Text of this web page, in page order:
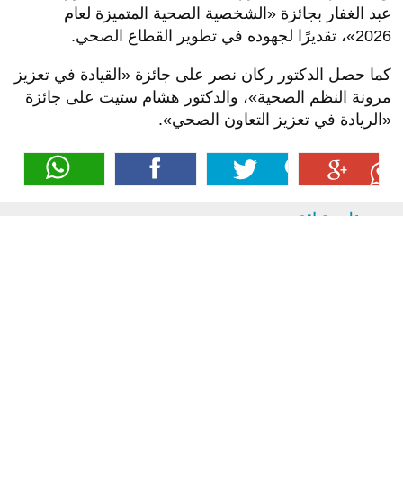
عبد الغفار بجائزة «الشخصية الصحية المتميزة لعام
2026»، تقديرًا لجهوده في تطوير القطاع الصحي.
كما حصل الدكتور ركان نصر على جائزة «القيادة في تعزيز
مرونة النظم الصحية»، والدكتور هشام ستيت على جائزة
«الريادة في تعزيز التعاون الصحي».
موضوعات متعلقة